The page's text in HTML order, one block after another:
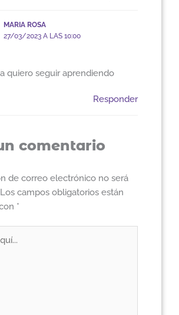
MARIA ROSA
27/03/2023 A LAS 10:00
quiero seguir aprendiendo
Responder
comentario
de correo electrónico no será
Los campos obligatorios están
*